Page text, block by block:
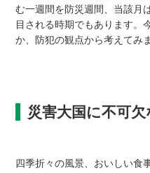
む一週間を防災週間、当該月
目される時期でもあります。
か、防犯の観点から考えてみ
災害大国に不可
四季折々の風景、おいしい食